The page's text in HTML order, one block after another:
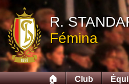
R.
Fémina
🏠 Club